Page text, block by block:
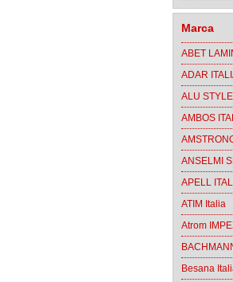
Marca
ABET
ADAR
ALU
AMBOS
ANSELMI
APELL
ATIM Italia
Atrom
Besana